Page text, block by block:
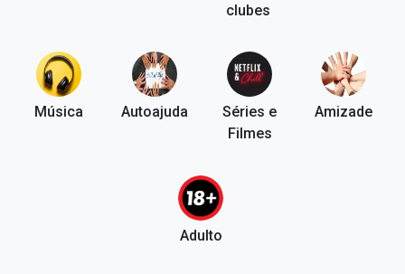
clubes
Música Autoajuda
Séries e
Filmes
Amizade
Adulto